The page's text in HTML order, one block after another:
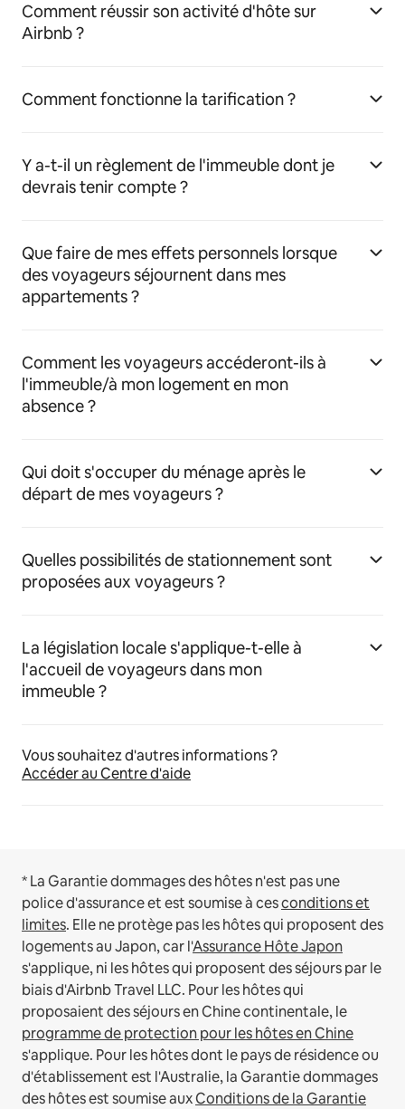
Comment réussir son activité d'hôte sur
Airbnb ?
Comment fonctionne la tarification ?
Y a-t-il un règlement de l'immeuble dont je
devrais tenir compte ?
Que faire de mes effets personnels lorsque
des voyageurs séjournent dans mes
appartements ?
Comment les voyageurs accéderont-ils à
l'immeuble/à mon logement en mon
absence ?
Qui doit s'occuper du ménage après le
départ de mes voyageurs ?
Quelles possibilités de stationnement sont
proposées aux voyageurs ?
La législation locale s'applique-t-elle à
l'accueil de voyageurs dans mon
immeuble ?
Vous souhaitez d'autres informations ?
Accéder au Centre d'aide
* La Garantie dommages des hôtes n'est pas une
police d'assurance et est soumise à cesconditions et
limites. Elle ne protège pas les hôtes qui proposent des
logements au Japon, car l'Assurance Hôte Japon
s'applique, ni les hôtes qui proposent des séjours par le
biais d'Airbnb Travel LLC. Pour les hôtes qui
proposaient des séjours en Chine continentale, le
programme de protection pour les hôtes en Chine
s'applique. Pour les hôtes dont le pays de résidence ou
d'établissement est l'Australie, la Garantie dommages
des hôtes est soumise auxConditions de la Garantie